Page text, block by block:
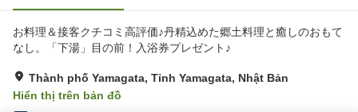
お料理＆接客クチコミ高評価♪丹精込めた郷土料理と癒しのおもて
なし。「下湯」目の前！入浴券プレゼント♪
Thành phố Yamagata, Tỉnh Yamagata, Nhật Bản
Hiển thị trên bản đồ